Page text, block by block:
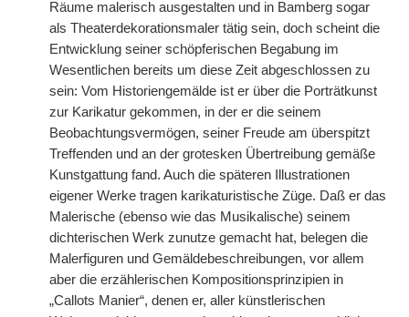
Räume malerisch ausgestalten und in Bamberg sogar
als Theaterdekorationsmaler tätig sein, doch scheint die
Entwicklung seiner schöpferischen Begabung im
Wesentlichen bereits um diese Zeit abgeschlossen zu
sein: Vom Historiengemälde ist er über die Porträtkunst
zur Karikatur gekommen, in der er die seinem
Beobachtungsvermögen, seiner Freude am überspitzt
Treffenden und an der grotesken Übertreibung gemäße
Kunstgattung fand. Auch die späteren Illustrationen
eigener Werke tragen karikaturistische Züge. Daß er das
Malerische (ebenso wie das Musikalische) seinem
dichterischen Werk zunutze gemacht hat, belegen die
Malerfiguren und Gemäldebeschreibungen, vor allem
aber die erzählerischen Kompositionsprinzipien in
„Callots Manier“, denen er, aller künstlerischen